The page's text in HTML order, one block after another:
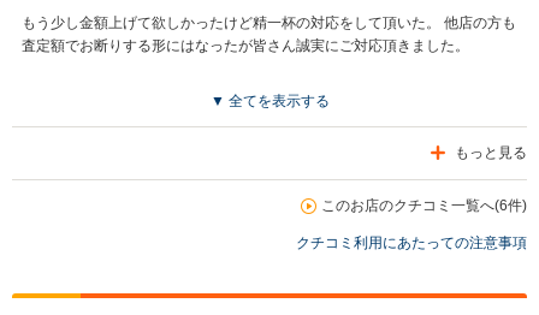
もう少し金額上げて欲しかったけど精一杯の対応をして頂いた。 他店の方も
査定額でお断りする形にはなったが皆さん誠実にご対応頂きました。
▼ 全てを表示する
もっと見る
このお店のクチコミ一覧へ(6件)
クチコミ利用にあたっての注意事項